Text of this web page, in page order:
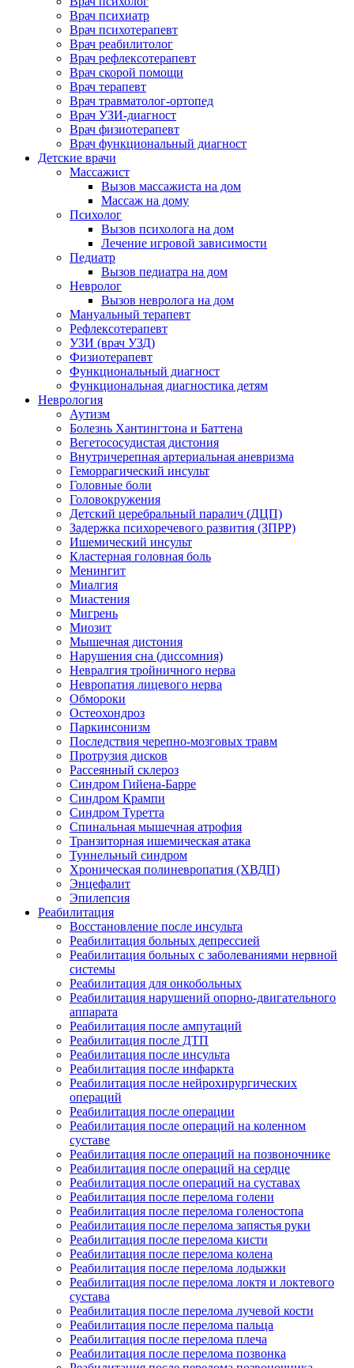
Врач психиатр
Врач психотерапевт
Врач реабилитолог
Врач рефлексотерапевт
Врач скорой помощи
Врач терапевт
Врач травматолог-ортопед
Врач УЗИ-диагност
Врач физиотерапевт
Врач функциональный диагност
Детские врачи
Массажист
Вызов массажиста на дом
Массаж на дому
Психолог
Вызов психолога на дом
Лечение игровой зависимости
Педиатр
Вызов педиатра на дом
Невролог
Вызов невролога на дом
Мануальный терапевт
Рефлексотерапевт
УЗИ (врач УЗД)
Физиотерапевт
Функциональный диагност
Функциональная диагностика детям
Неврология
Аутизм
Болезнь Хантингтона и Баттена
Вегетососудистая дистония
Внутричерепная артериальная аневризма
Геморрагический инсульт
Головные боли
Головокружения
Детский церебральный паралич (ДЦП)
Задержка психоречевого развития (ЗПРР)
Ишемический инсульт
Кластерная головная боль
Менингит
Миалгия
Миастения
Мигрень
Миозит
Мышечная дистония
Нарушения сна (диссомния)
Невралгия тройничного нерва
Невропатия лицевого нерва
Обмороки
Остеохондроз
Паркинсонизм
Последствия черепно-мозговых травм
Протрузия дисков
Рассеянный склероз
Синдром Гийена-Барре
Синдром Крампи
Синдром Туретта
Спинальная мышечная атрофия
Транзиторная ишемическая атака
Туннельный синдром
Хроническая полиневропатия (ХВДП)
Энцефалит
Эпилепсия
Реабилитация
Восстановление после инсульта
Реабилитация больных депрессией
Реабилитация больных с заболеваниями нервной
системы
Реабилитация для онкобольных
Реабилитация нарушений опорно-двигательного
аппарата
Реабилитация после ампутаций
Реабилитация после ДТП
Реабилитация после инсульта
Реабилитация после инфаркта
Реабилитация после нейрохирургических
операций
Реабилитация после операции
Реабилитация после операций на коленном
суставе
Реабилитация после операций на позвоночнике
Реабилитация после операций на сердце
Реабилитация после операций на суставах
Реабилитация после перелома голени
Реабилитация после перелома голеностопа
Реабилитация после перелома запястья руки
Реабилитация после перелома кисти
Реабилитация после перелома колена
Реабилитация после перелома лодыжки
Реабилитация после перелома локтя и локтевого
сустава
Реабилитация после перелома лучевой кости
Реабилитация после перелома пальца
Реабилитация после перелома плеча
Реабилитация после перелома позвонка